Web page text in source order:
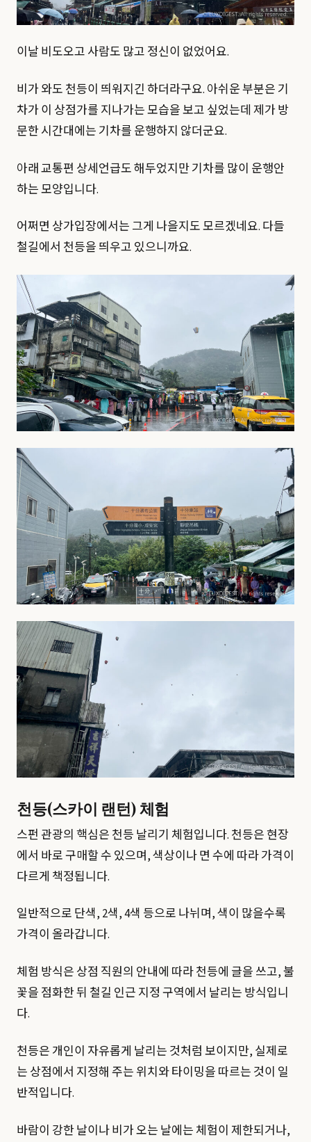
이날 비도오고 사람도 많고 정신이 없었어요.
비가 와도 천등이 띄워지긴 하더라구요. 아쉬운 부분은 기
차가 이 상점가를 지나가는 모습을 보고 싶었는데 제가 방
문한 시간대에는 기차를 운행하지 않더군요.
아래 교통편 상세언급도 해두었지만 기차를 많이 운행안
하는 모양입니다.
어쩌면 상가입장에서는 그게 나을지도 모르겠네요. 다들
철길에서 천등을 띄우고 있으니까요.
천등(스카이 랜턴) 체험
스펀 관광의 핵심은 천등 날리기 체험입니다. 천등은 현장
에서 바로 구매할 수 있으며, 색상이나 면 수에 따라 가격이
다르게 책정됩니다.
일반적으로 단색, 2색, 4색 등으로 나뉘며, 색이 많을수록
가격이 올라갑니다.
체험 방식은 상점 직원의 안내에 따라 천등에 글을 쓰고, 불
꽃을 점화한 뒤 철길 인근 지정 구역에서 날리는 방식입니
다.
천등은 개인이 자유롭게 날리는 것처럼 보이지만, 실제로
는 상점에서 지정해 주는 위치와 타이밍을 따르는 것이 일
반적입니다.
바람이 강한 날이나 비가 오는 날에는 체험이 제한되거나,